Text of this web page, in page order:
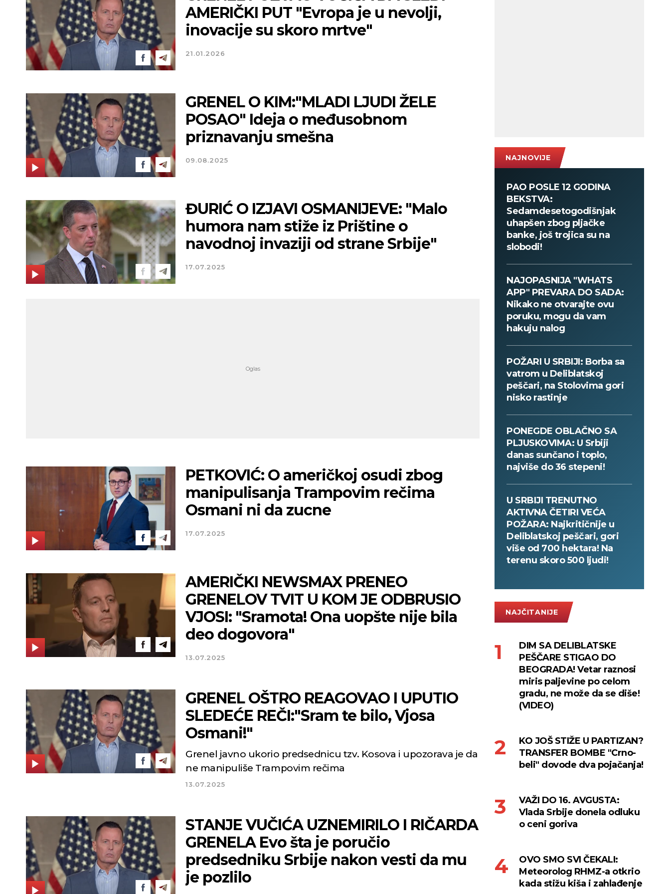
AMERIČKI PUT "Evropa je u nevolji,
inovacije su skoro mrtve"
21.01.2026
GRENEL O KIM:"MLADI LJUDI ŽELE
POSAO" Ideja o međusobnom
priznavanju smešna
09.08.2025
ĐURIĆ O IZJAVI OSMANIJEVE: "Malo
humora nam stiže iz Prištine o
navodnoj invaziji od strane Srbije"
17.07.2025
PETKOVIĆ: O američkoj osudi zbog
manipulisanja Trampovim rečima
Osmani ni da zucne
17.07.2025
AMERIČKI NEWSMAX PRENEO
GRENELOV TVIT U KOM JE ODBRUSIO
VJOSI: "Sramota! Ona uopšte nije bila
deo dogovora"
13.07.2025
GRENEL OŠTRO REAGOVAO I UPUTIO
SLEDEĆE REČI:"Sram te bilo, Vjosa
Osmani!"
Grenel javno ukorio predsednicu tzv. Kosova i upozorava je da
ne manipuliše Trampovim rečima
13.07.2025
STANJE VUČIĆA UZNEMIRILO I RIČARDA
GRENELA Evo šta je poručio
predsedniku Srbije nakon vesti da mu
je pozlilo
NAJNOVIJE
PAO POSLE 12 GODINA
BEKSTVA:
Sedamdesetogodišnjak
uhapšen zbog pljačke
banke, još trojica su na
slobodi!
NAJOPASNIJA "WHATS
APP" PREVARA DO SADA:
Nikako ne otvarajte ovu
poruku, mogu da vam
hakuju nalog
POŽARI U SRBIJI: Borba sa
vatrom u Deliblatskoj
peščari, na Stolovima gori
nisko rastinje
PONEGDE OBLAČNO SA
PLJUSKOVIMA: U Srbiji
danas sunčano i toplo,
najviše do 36 stepeni!
U SRBIJI TRENUTNO
AKTIVNA ČETIRI VEĆA
POŽARA: Najkritičnije u
Deliblatskoj peščari, gori
više od 700 hektara! Na
terenu skoro 500 ljudi!
NAJČITANIJE
DIM SA DELIBLATSKE
PEŠČARE STIGAO DO
BEOGRADA! Vetar raznosi
miris paljevine po celom
gradu, ne može da se diše!
(VIDEO)
KO JOŠ STIŽE U PARTIZAN?
TRANSFER BOMBE "Crno-
beli" dovode dva pojačanja!
VAŽI DO 16. AVGUSTA:
Vlada Srbije donela odluku
o ceni goriva
OVO SMO SVI ČEKALI:
Meteorolog RHMZ-a otkrio
kada stižu kiša i zahlađenje